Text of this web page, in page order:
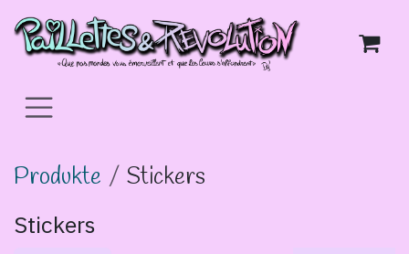
Produkte
Stickers
Stickers